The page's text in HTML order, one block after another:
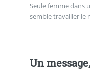
Seule femme dans
semble travailler le
Un